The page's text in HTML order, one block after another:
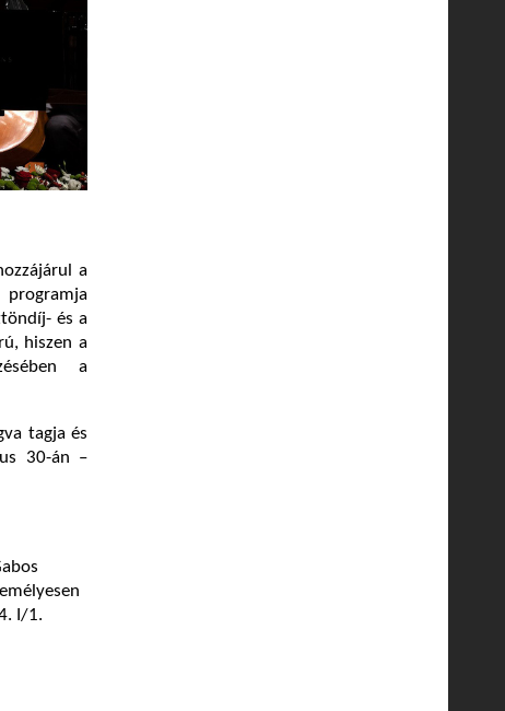
a
és a
hiszen a
a
tagja és
30-án –
I/1.